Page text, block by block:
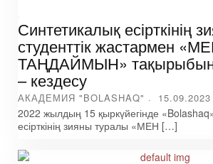
Синтетикалық есірткінің
студенттік жастармен
ТАҢДАЙМЫН»
– кездесу
АКАДЕМИЯ "BOLASHAQ" 15.09.2023
2022 жылдың 15 қыркүйегінде
есірткінің зияны туралы «МЕН […]